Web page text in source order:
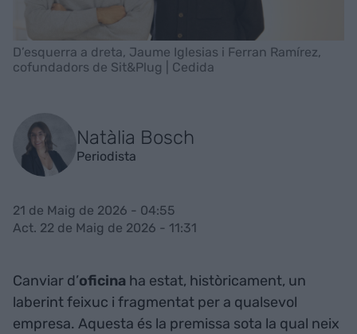
D’esquerra a dreta, Jaume Iglesias i Ferran Ramírez,
cofundadors de Sit&Plug | Cedida
Natàlia Bosch
Periodista
21 de Maig de 2026 - 04:55
Act. 22 de Maig de 2026 - 11:31
Canviar d’oficina ha estat, històricament, un
laberint feixuc i fragmentat per a qualsevol
empresa. Aquesta és la premissa sota la qual neix